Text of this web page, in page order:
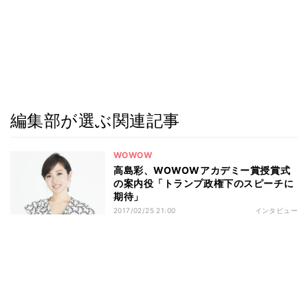
編集部が選ぶ関連記事
WOWOW
高島彩、WOWOWアカデミー賞授賞式
の案内役「トランプ政権下のスピーチに
期待」
2017/02/25 21:00 インタビュー